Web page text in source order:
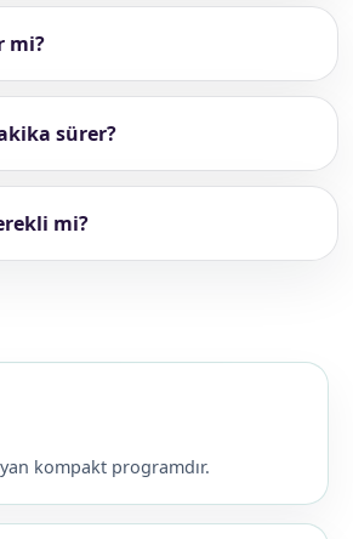
mi?
sürer?
mi?
kompakt programdır.